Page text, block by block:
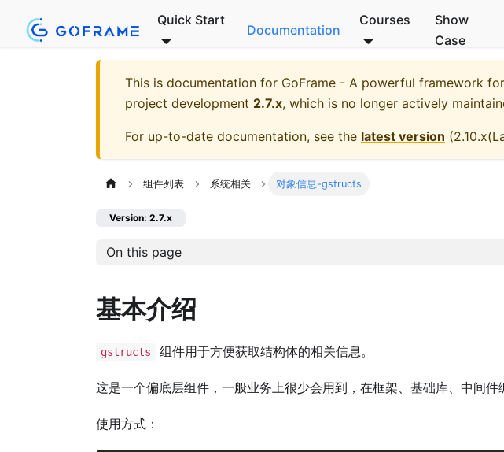
Quick Start
Documentation
Courses
Show
Case
This is documentation for GoFrame - A powerful framework
project development 2.7.x, which is no longer actively
For up-to-date documentation, see the latest version (
组件列表 系统相关 对象信息-gstructs
Version: 2.7.x
On this page
基本介绍
gstructs 组件用于方便获取结构体的相关信息。
这是一个偏底层组件，一般业务上很少会用到，在框架、基础库、中间件
使用方式：